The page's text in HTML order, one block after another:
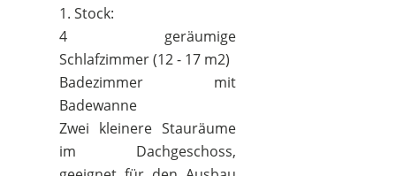
1. Stock:
4 geräumige
Schlafzimmer (12 - 17 m2)
Badezimmer mit
Badewanne
Zwei kleinere Stauräume
im Dachgeschoss,